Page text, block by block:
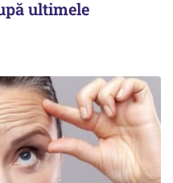
ultimele